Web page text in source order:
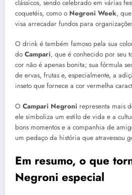
clássicos, sendo celebrado em várias
coquetéis, como o Negroni Week,
visa arrecadar fundos para
O drink é também famoso pela sua
do Campari, que é conhecido por seu
cor não é apenas bonita; sua fórmula
de ervas, frutas e, especialmente, a
inseto que fornece a cor vermelha
O Campari Negroni representa mais
ele simboliza um estilo de vida e a
bons momentos e a companhia de
um pedaço da história que atravessou
Em resumo, o que
Negroni especial